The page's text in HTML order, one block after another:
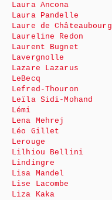
Laura Ancona
Laura Pandelle
Laure de Châteaubourg
Laureline Redon
Laurent Bugnet
Lavergnolle
Lazare Lazarus
LeBecq
Lefred-Thouron
Leïla Sidi-Mohand
Lémi
Lena Mehrej
Léo Gillet
Lerouge
Lilhiou Bellini
Lindingre
Lisa Mandel
Lise Lacombe
Liza Kaka